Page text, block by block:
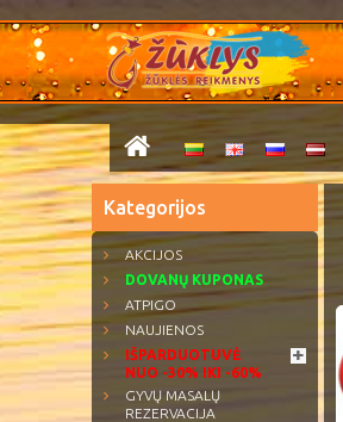
Kategorijos
AKCIJOS
DOVANŲ KUPONAS
ATPIGO
NAUJIENOS
IŠPARDUOTUVĖ
NUO -30% IKI -60%
GYVŲ MASALŲ
REZERVACIJA